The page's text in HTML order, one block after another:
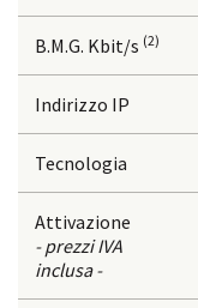
B.M.G. Kbit/s (2)
Indirizzo IP
Tecnologia
Attivazione
- prezzi IVA
inclusa -